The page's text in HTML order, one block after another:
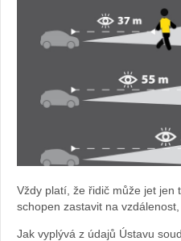
Vždy platí, že řidič může jet jen
schopen zastavit na
Jak vyplývá z údajů Ústavu